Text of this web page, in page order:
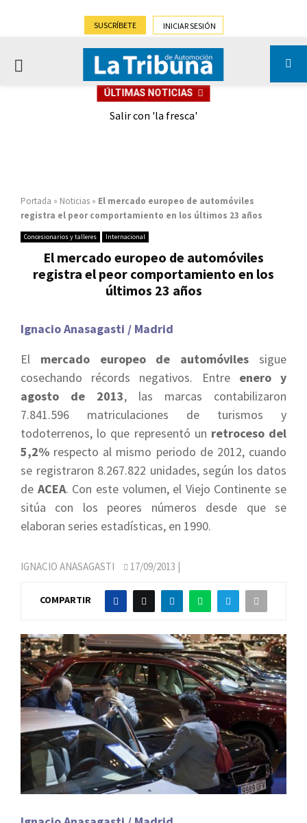
SUSCRÍBETE INICIAR SESIÓN
PRIMARY
ÚLTIMAS NOTICIAS
Salir con 'la fresca'
Portada » Noticias » El mercado europeo de automóviles
registra el peor comportamiento en los últimos 23 años
Concesionarios y talleres Internacional
El mercado europeo de automóviles
registra el peor comportamiento en los
últimos 23 años
Ignacio Anasagasti / Madrid
El mercado europeo de automóviles sigue
cosechando récords negativos. Entre enero y
agosto de 2013, las marcas contabilizaron
7.841.596 matriculaciones de turismos y
todoterrenos, lo que representó un retroceso del
5,2% respecto al mismo periodo de 2012, cuando
se registraron 8.267.822 unidades, según los datos
de ACEA. Con este volumen, el Viejo Continente se
sitúa con los peores números desde que se
elaboran series estadísticas, en 1990.
IGNACIO ANASAGASTI 17/09/2013 |
COMPARTIR